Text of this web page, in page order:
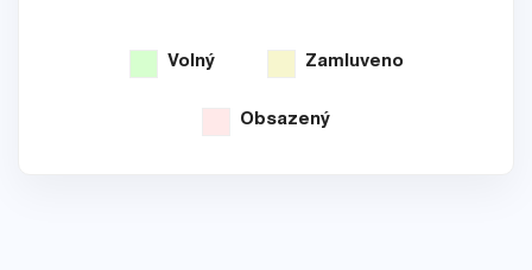
Volný Zamluveno
Obsazený